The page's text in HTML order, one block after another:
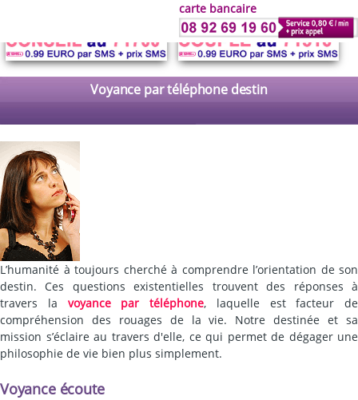
carte bancaire
Voyance par téléphone destin
L’humanité à toujours cherché à comprendre l’orientation de son
destin. Ces questions existentielles trouvent des réponses à
travers la voyance par téléphone, laquelle est facteur de
compréhension des rouages de la vie. Notre destinée et sa
mission s’éclaire au travers d'elle, ce qui permet de dégager une
philosophie de vie bien plus simplement.
Voyance écoute